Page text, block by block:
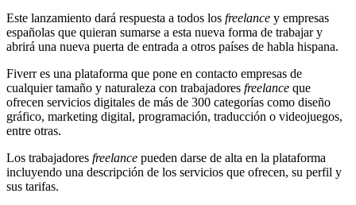
Este lanzamiento dará respuesta a todos los freelance y empresas
españolas que quieran sumarse a esta nueva forma de trabajar y
abrirá una nueva puerta de entrada a otros países de habla hispana.
Fiverr es una plataforma que pone en contacto empresas de
cualquier tamaño y naturaleza con trabajadores freelance que
ofrecen servicios digitales de más de 300 categorías como diseño
gráfico, marketing digital, programación, traducción o videojuegos,
entre otras.
Los trabajadores freelance pueden darse de alta en la plataforma
incluyendo una descripción de los servicios que ofrecen, su perfil y
sus tarifas.